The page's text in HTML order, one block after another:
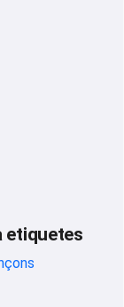
etiquetes